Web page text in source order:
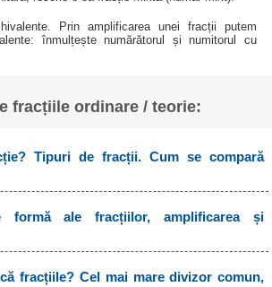
Prin amplificarea unei fracții putem
înmulțește numărătorul și numitorul cu
fracțiile ordinare / teorie:
Tipuri de fracții. Cum se compară
formă ale fracțiilor, amplificarea și
fracțiile? Cel mai mare divizor comun,